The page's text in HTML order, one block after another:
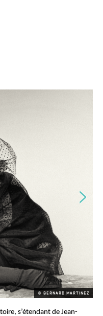
© BERNARD MARTINEZ
s’étendant de Jean-